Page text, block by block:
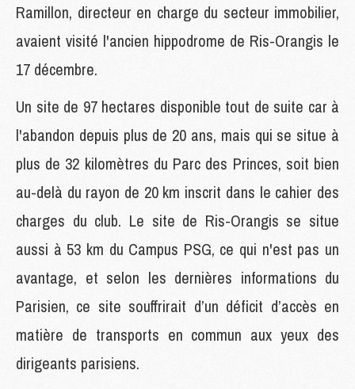
Ramillon, directeur en charge du secteur immobilier,
avaient visité l'ancien hippodrome de Ris-Orangis le
17 décembre.
Un site de 97 hectares disponible tout de suite car à
l'abandon depuis plus de 20 ans, mais qui se situe à
plus de 32 kilomètres du Parc des Princes, soit bien
au-delà du rayon de 20 km inscrit dans le cahier des
charges du club. Le site de Ris-Orangis se situe
aussi à 53 km du Campus PSG, ce qui n'est pas un
avantage, et selon les dernières informations du
Parisien, ce site souffrirait d’un déficit d’accès en
matière de transports en commun aux yeux des
dirigeants parisiens.